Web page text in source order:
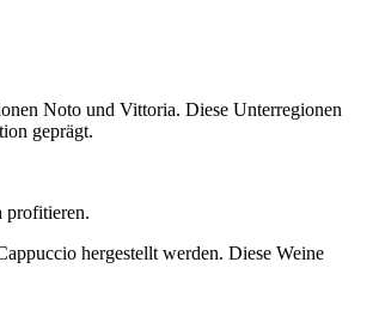
Noto und Vittoria. Diese Unterregionen
geprägt.
profitieren.
hergestellt werden. Diese Weine